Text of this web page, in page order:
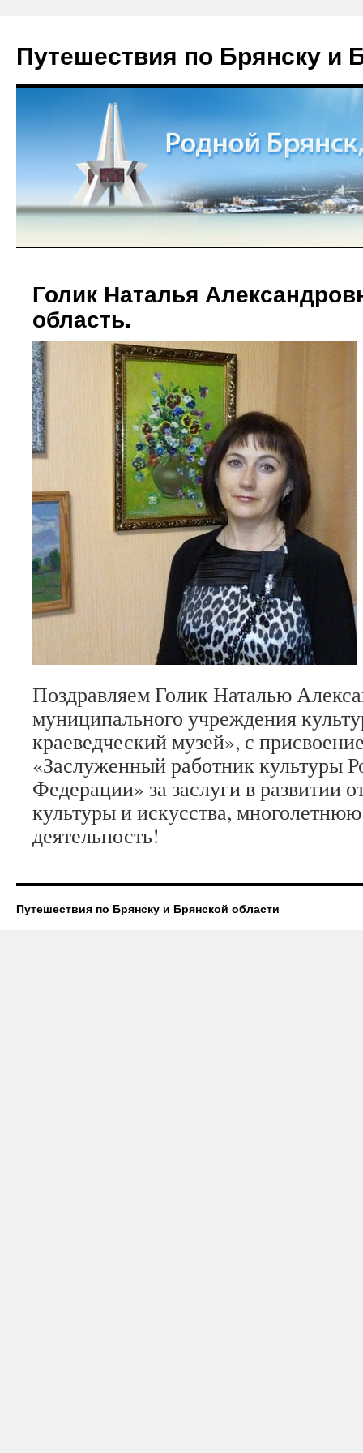
Путешествия по Брянску и
Голик Наталья
область.
Поздравляем Голик Наталью
муниципального учреждения
краеведческий музей», с
«Заслуженный работник культуры
Федерации» за заслуги в развитии
культуры и искусства,
деятельность!
Путешествия по Брянску и Брянской области